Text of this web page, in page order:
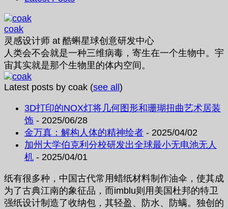
coak
灵感设计师 at 酷蝌星球创意研发中心
人类会不会就是一种三维病毒，寄生在一个生物中。宇
宙其实就是那个生物里的体内空间。
Latest posts by coak (see all )
3D打印的NOX灯将几何图形和珊瑚扭曲艺术居装
饰 - 2025/06/28
金万真：解构人体的精神绘者 - 2025/04/02
加州大学伯克利分校研发出全球最小无电池无人
机 - 2025/04/01
纸有很多种，中国古代常用蜡纸材料制作油伞，使其成
为了古典江南的象征品，而imblu则用美国杜邦的特卫
强纸设计制造了收纳包，其轻盈、防水、防螨。独创的